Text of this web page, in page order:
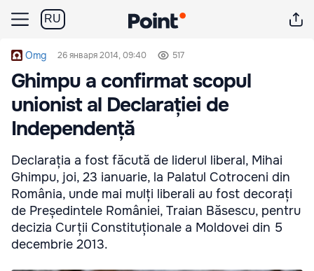
RU
Omg 26 января 2014, 09:40 517
Ghimpu a confirmat scopul
unionist al Declarației de
Independență
Declarația a fost făcută de liderul liberal, Mihai
Ghimpu, joi, 23 ianuarie, la Palatul Cotroceni din
România, unde mai mulți liberali au fost decorați
de Președintele României, Traian Băsescu, pentru
decizia Curții Constituționale a Moldovei din 5
decembrie 2013.